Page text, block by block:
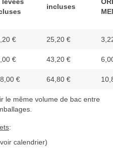
incluses
€ 25,20 €
€ 43,20 €
€ 64,80 €
le même volume de bac entre
:
calendrier)